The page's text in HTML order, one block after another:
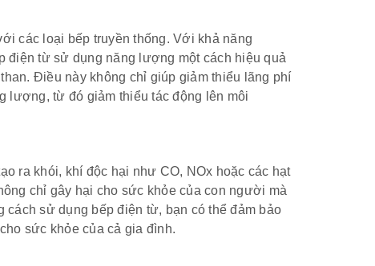
các loại bếp truyền thống. Với khả năng
điện từ sử dụng năng lượng một cách hiệu quả
Điều này không chỉ giúp giảm thiểu lãng phí
lượng, từ đó giảm thiểu tác động lên môi
ra khói, khí độc hại như CO, NOx hoặc các hạt
chỉ gây hại cho sức khỏe của con người mà
cách sử dụng bếp điện từ, bạn có thể đảm bảo
sức khỏe của cả gia đình.